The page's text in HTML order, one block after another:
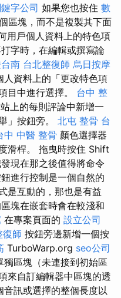
字公司 如果您也按住 數
區塊，而不是複製其下面
用戶個人資料上的特色項
字時，在編輯或撰寫論
南 台北整復師 烏日按摩
人資料上的「更改特色項
目中進行選擇。 台中 整
上的每則評論中新增一
」按鈕旁。 北屯 整骨 台
中 中醫 整骨 顏色選擇器
滑桿。 拖曳時按住 Shift
現在那之後值得將命令
進行控制是一個自然的
是互動的，那也是有益
塊在嵌套時會在較淺和
在專案頁面的 設立公司
復師 按鈕旁邊新增一個按
TurboWarp.org seo公司
獨區塊（未連接到初始區
來自訂編輯器中區塊的透
音訊或選擇的整個長度以